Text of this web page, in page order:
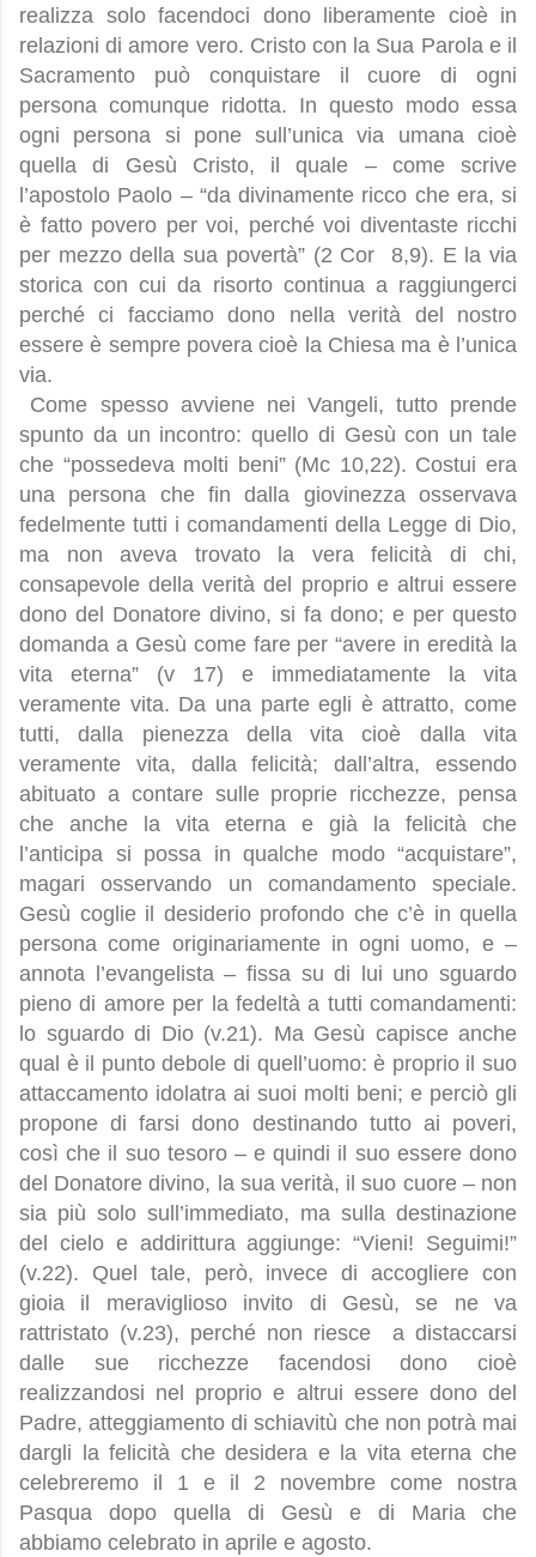
realizza solo facendoci dono liberamente cioè in
relazioni di amore vero. Cristo con la Sua Parola e il
Sacramento può conquistare il cuore di ogni
persona comunque ridotta. In questo modo essa
ogni persona si pone sull’unica via umana cioè
quella di Gesù Cristo, il quale – come scrive
l’apostolo Paolo – “da divinamente ricco che era, si
è fatto povero per voi, perché voi diventaste ricchi
per mezzo della sua povertà” (2 Cor 8,9). E la via
storica con cui da risorto continua a raggiungerci
perché ci facciamo dono nella verità del nostro
essere è sempre povera cioè la Chiesa ma è l’unica
via.
Come spesso avviene nei Vangeli, tutto prende
spunto da un incontro: quello di Gesù con un tale
che “possedeva molti beni” (Mc 10,22). Costui era
una persona che fin dalla giovinezza osservava
fedelmente tutti i comandamenti della Legge di Dio,
ma non aveva trovato la vera felicità di chi,
consapevole della verità del proprio e altrui essere
dono del Donatore divino, si fa dono; e per questo
domanda a Gesù come fare per “avere in eredità la
vita eterna” (v 17) e immediatamente la vita
veramente vita. Da una parte egli è attratto, come
tutti, dalla pienezza della vita cioè dalla vita
veramente vita, dalla felicità; dall’altra, essendo
abituato a contare sulle proprie ricchezze, pensa
che anche la vita eterna e già la felicità che
l’anticipa si possa in qualche modo “acquistare”,
magari osservando un comandamento speciale.
Gesù coglie il desiderio profondo che c’è in quella
persona come originariamente in ogni uomo, e –
annota l’evangelista – fissa su di lui uno sguardo
pieno di amore per la fedeltà a tutti comandamenti:
lo sguardo di Dio (v.21). Ma Gesù capisce anche
qual è il punto debole di quell’uomo: è proprio il suo
attaccamento idolatra ai suoi molti beni; e perciò gli
propone di farsi dono destinando tutto ai poveri,
così che il suo tesoro – e quindi il suo essere dono
del Donatore divino, la sua verità, il suo cuore – non
sia più solo sull’immediato, ma sulla destinazione
del cielo e addirittura aggiunge: “Vieni! Seguimi!”
(v.22). Quel tale, però, invece di accogliere con
gioia il meraviglioso invito di Gesù, se ne va
rattristato (v.23), perché non riesce a distaccarsi
dalle sue ricchezze facendosi dono cioè
realizzandosi nel proprio e altrui essere dono del
Padre, atteggiamento di schiavitù che non potrà mai
dargli la felicità che desidera e la vita eterna che
celebreremo il 1 e il 2 novembre come nostra
Pasqua dopo quella di Gesù e di Maria che
abbiamo celebrato in aprile e agosto.